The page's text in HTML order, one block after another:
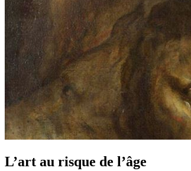
L’art au risque de l’âge